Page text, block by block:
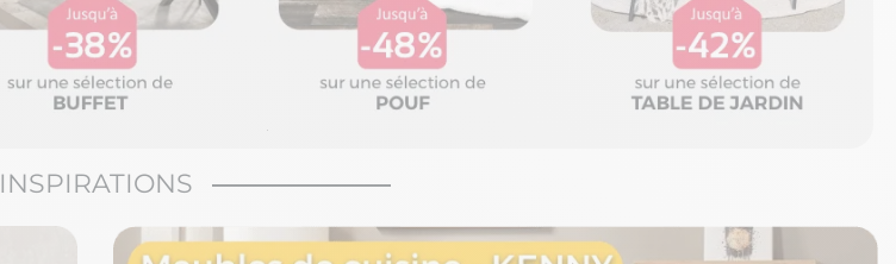
INSPIRATIONS